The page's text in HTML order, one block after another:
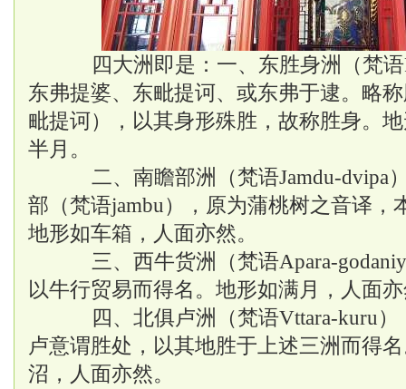
四大洲即是：一、东胜身洲（梵语
东弗提婆、东毗提诃、或东弗于逮。略
毗提诃），以其身形殊胜，故称胜身。
半月。
二、南瞻部洲（梵语Jamdu-dvipa
部（梵语jambu），原为蒲桃树之音译，
地形如车箱，人面亦然。
三、西牛货洲（梵语Apara-
以牛行贸易而得名。地形如满月，人面
四、北俱卢洲（梵语Vttara-kuru
卢意谓胜处，以其地胜于上述三洲而得
沼，人面亦然。